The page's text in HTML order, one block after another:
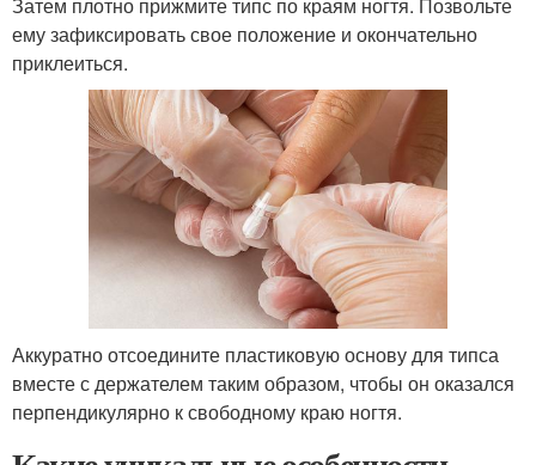
Затем плотно прижмите типс по краям ногтя. Позвольте
ему зафиксировать свое положение и окончательно
приклеиться.
Аккуратно отсоедините пластиковую основу для типса
вместе с держателем таким образом, чтобы он оказался
перпендикулярно к свободному краю ногтя.